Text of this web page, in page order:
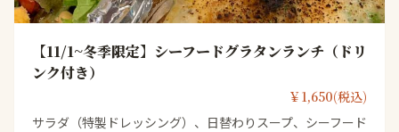
【11/1~冬季限定】シーフードグラタンランチ（ドリ
ンク付き）
￥1,650(税込)
サラダ（特製ドレッシング）、日替わりスープ、シーフード